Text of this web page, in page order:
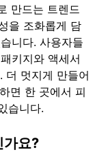
만드는 트렌드
을 조화롭게 담
니다. 사용자들
키지와 액세서
더 멋지게 만들어
면 한 곳에서 피
습니다.
가요?